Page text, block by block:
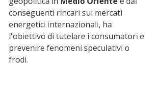
conseguenti rincari sui mercati
energetici internazionali, ha
l'obiettivo di tutelare i consumatori e
prevenire fenomeni speculativi o
frodi.